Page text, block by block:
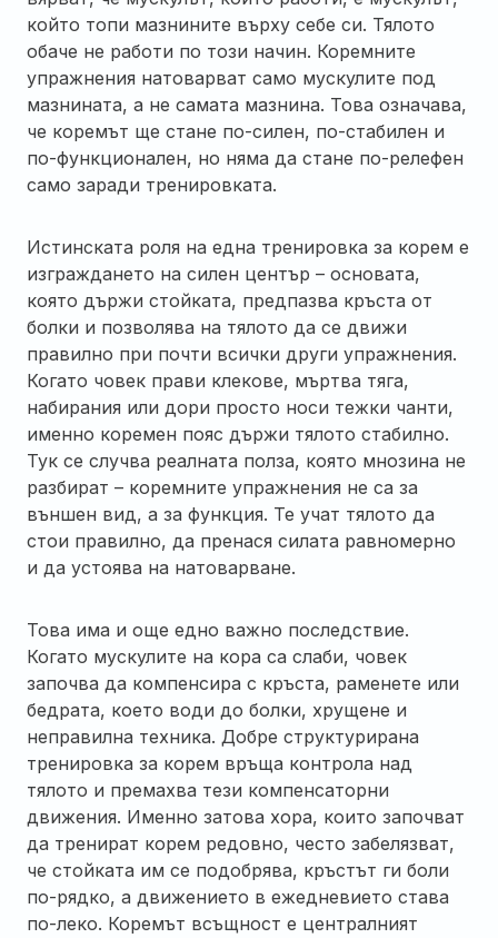
който топи мазнините върху себе си. Тялото
обаче не работи по този начин. Коремните
упражнения натоварват само мускулите под
мазнината, а не самата мазнина. Това означава,
че коремът ще стане по-силен, по-стабилен и
по-функционален, но няма да стане по-релефен
само заради тренировката.
Истинската роля на една тренировка за корем е
изграждането на силен център – основата,
която държи стойката, предпазва кръста от
болки и позволява на тялото да се движи
правилно при почти всички други упражнения.
Когато човек прави клекове, мъртва тяга,
набирания или дори просто носи тежки чанти,
именно коремен пояс държи тялото стабилно.
Тук се случва реалната полза, която мнозина не
разбират – коремните упражнения не са за
външен вид, а за функция. Те учат тялото да
стои правилно, да пренася силата равномерно
и да устоява на натоварване.
Това има и още едно важно последствие.
Когато мускулите на кора са слаби, човек
започва да компенсира с кръста, раменете или
бедрата, което води до болки, хрущене и
неправилна техника. Добре структурирана
тренировка за корем връща контрола над
тялото и премахва тези компенсаторни
движения. Именно затова хора, които започват
да тренират корем редовно, често забелязват,
че стойката им се подобрява, кръстът ги боли
по-рядко, а движението в ежедневието става
по-леко. Коремът всъщност е централният